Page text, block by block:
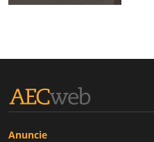
Anuncie